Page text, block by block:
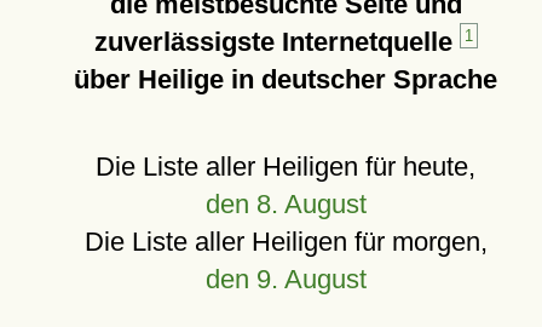
zuverlässigste Internetquelle
1
über Heilige in deutscher Sprache
Die Liste aller Heiligen für heute,
den 8. August
Die Liste aller Heiligen für morgen,
den 9. August